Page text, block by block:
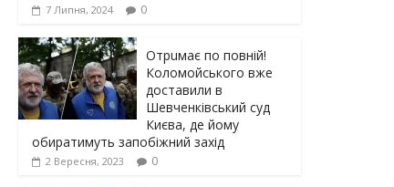
7 Липня, 2024 0
Отрuмає по повній!
Коломойського вже
доставили в
Шевченківський суд
Києва, де йому
обиратимуть запобіжний захід
2 Вересня, 2023 0